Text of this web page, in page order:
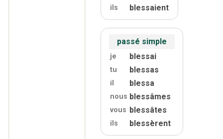
ils blessaient
passé simple
je blessai
tu blessas
il blessa
nous blessâmes
vous blessâtes
ils blessèrent